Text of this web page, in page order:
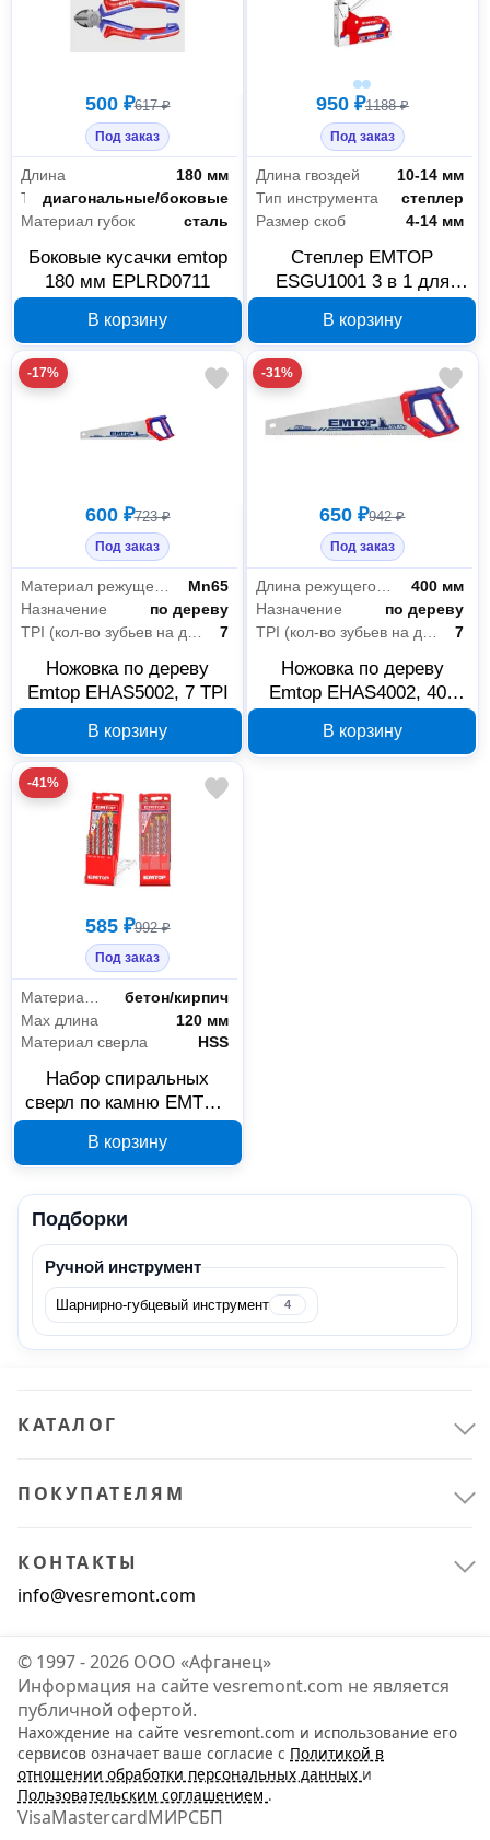
Ручной инструмент 17
Специализированный 1
Для инструмента
Всё для сада 1
Садовый инструмент и инвентарь
500 ₽617 ₽
Под заказ
Длина
180 мм
Типдиагональные/боковые
Материал губок
сталь
Боковые кусачки emtop
180 мм EPLRD0711
В корзину
950 ₽1188 ₽
Под заказ
Длина гвоздей
10-14 мм
Тип инструмента
степлер
Размер скоб
4-14 мм
Степлер EMTOP
ESGU1001 3 в 1 для
В корзину
-17%
600 ₽723 ₽
Под заказ
Mn65
Назначение
по дереву
7
Ножовка по дереву
Emtop EHAS5002, 7 TPI
В корзину
-31%
650 ₽942 ₽
Под заказ
Длина режущего полотна
400 мм
Назначение
по дереву
7
Ножовка по дереву
Emtop EHAS4002, 400
В корзину
-41%
585 ₽992 ₽
Под заказ
бетон/кирпич
Max длина
120 мм
Материал сверла
HSS
Набор спиральных
сверл по камню EMTOP
ECDB13051
В корзину
Подборки
Ручной инструмент
Шарнирно-губцевый инструмент 4
КАТАЛОГ
ПОКУПАТЕЛЯМ
КОНТАКТЫ
info@vesremont.com
© 1997 - 2026 ООО «Афганец»
Информация на сайте vesremont.com не является
публичной офертой.
Нахождение на сайте vesremont.com и использование его
сервисов означает ваше согласие с Политикой в
отношении обработки персональных данных и
Пользовательским соглашением .
VisaMastercardМИРСБП